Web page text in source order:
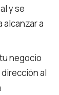
y se
a
negocio
al